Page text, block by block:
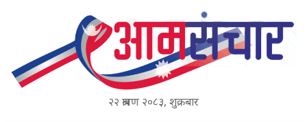
२२ श्रावण २०८३, शुक्रबार